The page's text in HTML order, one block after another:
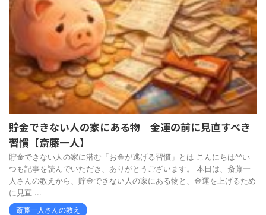
貯金できない人の家にある物｜金運の前に見直すべき
習慣【斎藤一人】
貯金できない人の家に潜む「お金が逃げる習慣」とは こんにちは^^い
つも記事を読んでいただき、ありがとうございます。 本日は、斎藤一
人さんの教えから、貯金できない人の家にある物と、金運を上げるため
に見直 ...
斎藤一人さんの教え